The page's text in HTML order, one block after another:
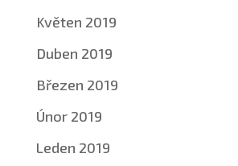
Květen 2019
Duben 2019
Březen 2019
Únor 2019
Leden 2019